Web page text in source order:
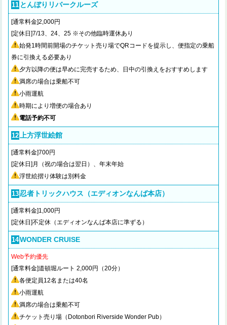
11 とんぼりリバークルーズ
[通常料金]2,000円
[定休日]7/13、24、25 ※その他臨時運休あり
始発1時間前開場のチケット売り場でQRコードを提示し、便指定の乗船
券に引換える必要あり
夕方以降の便は早めに完売するため、日中の引換えをおすすめします
満席の場合は乗船不可
小雨運航
時期により増便の場合あり
電話予約不可
12 上方浮世絵館
[通常料金]700円
[定休日]月（祝の場合は翌日）、年末年始
浮世絵摺り体験は別料金
13忍者トリックハウス（エディオンなんば本店）
[通常料金]1,000円
[定休日]不定休（エディオンなんば本店に準ずる）
14WONDER CRUISE
Web予約優先
[通常料金]道頓堀ルート 2,000円（20分）
各便定員12名または40名
小雨運航
満席の場合は乗船不可
チケット売り場（Dotonbori Riverside Wonder Pub）